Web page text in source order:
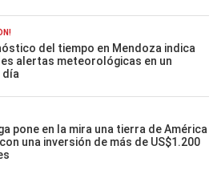
del tiempo en Mendoza indica
alertas meteorológicas en un
día
pone en la mira una tierra de América
una inversión de más de US$1.200